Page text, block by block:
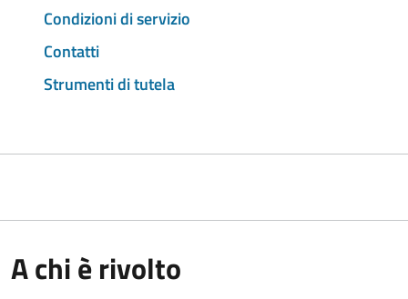
Condizioni di servizio
Contatti
Strumenti di tutela
A chi è rivolto